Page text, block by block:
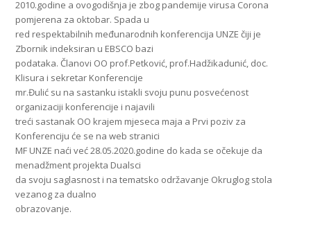
2010.godine a ovogodišnja je zbog pandemije virusa Corona
pomjerena za oktobar. Spada u
red respektabilnih međunarodnih konferencija UNZE čiji je
Zbornik indeksiran u EBSCO bazi
podataka. Članovi OO prof.Petković, prof.Hadžikadunić, doc.
Klisura i sekretar Konferencije
mr.Đulić su na sastanku istakli svoju punu posvećenost
organizaciji konferencije i najavili
treći sastanak OO krajem mjeseca maja a Prvi poziv za
Konferenciju će se na web stranici
MF UNZE naći već 28.05.2020.godine do kada se očekuje da
menadžment projekta Dualsci
da svoju saglasnost i na tematsko održavanje Okruglog stola
vezanog za dualno
obrazovanje.